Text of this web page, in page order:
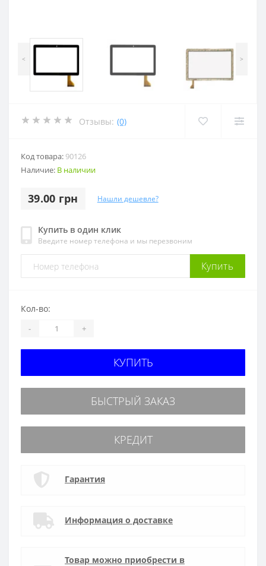
< >
Отзывы: (0)
Код товара: 90126
Наличие: В наличии
39.00 грн Нашли дешевле?
Купить в один клик
Введите номер телефона и мы перезвоним
Купить
Кол-во:
- +
КУПИТЬ
БЫСТРЫЙ ЗАКАЗ
КРЕДИТ
Гарантия
Информация о доставке
Товар можно приобрести в